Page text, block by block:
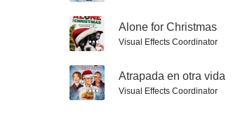
-- Alone for Christmas
Visual Effects Coordinator
-- Atrapada en otra vida
Visual Effects Coordinator